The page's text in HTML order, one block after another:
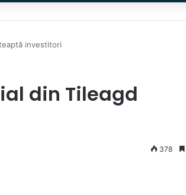
investitori
din Tileagd
378